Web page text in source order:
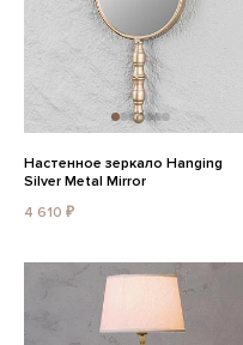
Настенное зеркало Hanging
Silver Metal Mirror
4 610 ₽